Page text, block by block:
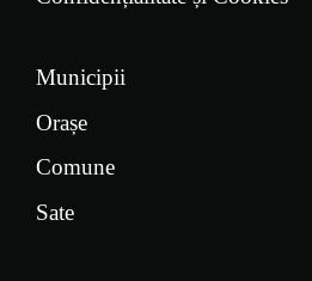
Municipii
Orașe
Comune
Sate